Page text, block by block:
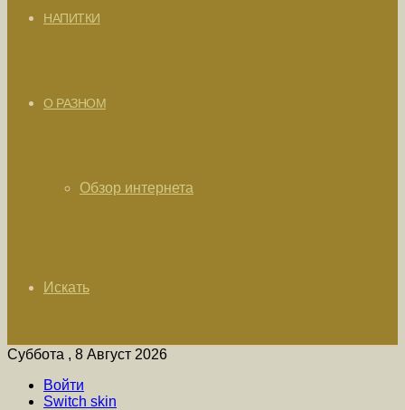
НАПИТКИ
О РАЗНОМ
Обзор интернета
Искать
Суббота , 8 Август 2026
Войти
Switch skin